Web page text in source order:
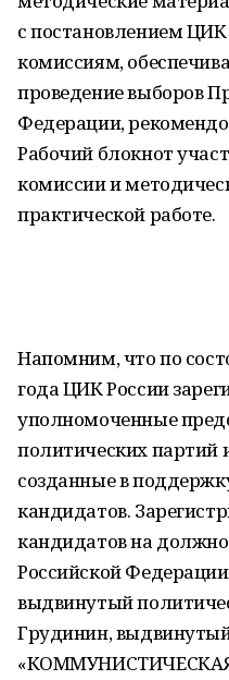
с постановлением
комиссиям,
проведение выборов
Федерации,
Рабочий блокнот
комиссии и
практической работе.
Напомним, что по
года ЦИК России
уполномоченные
политических партий
созданные в
кандидатов.
кандидатов на
Российской
выдвинутый
Грудинин,